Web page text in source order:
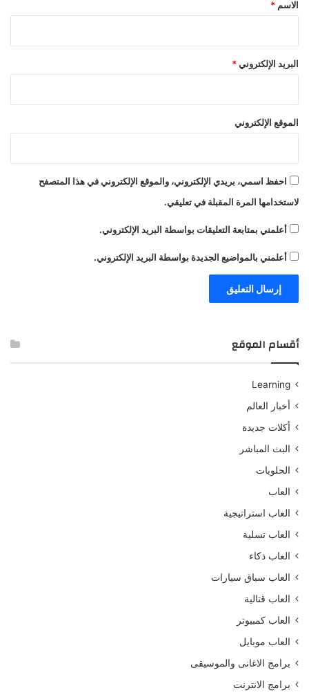
الاسم *
البريد الإلكتروني *
الموقع الإلكتروني
احفظ اسمي، بريدي الإلكتروني، والموقع الإلكتروني في هذا المتصفح
لاستخدامها المرة المقبلة في تعليقي.
أعلمني بمتابعة التعليقات بواسطة البريد الإلكتروني.
أعلمني بالمواضيع الجديدة بواسطة البريد الإلكتروني.
أقسام الموقع
Learning
أخبار العالم
أكلات جديدة
البث المباشر
الحلويات
العاب
العاب استراتيجية
العاب تسلية
العاب ذكاء
العاب سباق سيارات
العاب قتالية
العاب كمبيوتر
العاب موبايل
برامج الاغانى والموسيقى
برامج الانترنت